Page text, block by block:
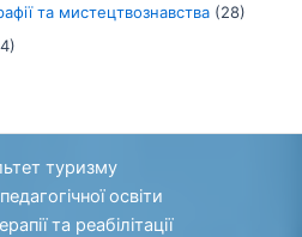
та мистецтвознавства (28)
туризму
освіти
та реабілітації